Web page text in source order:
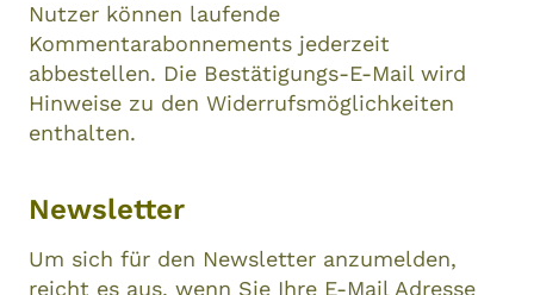
Nutzer können laufende
Kommentarabonnements jederzeit
abbestellen. Die Bestätigungs-E-Mail wird
Hinweise zu den Widerrufsmöglichkeiten
enthalten.
Newsletter
Um sich für den Newsletter anzumelden,
reicht es aus, wenn Sie Ihre E-Mail Adresse